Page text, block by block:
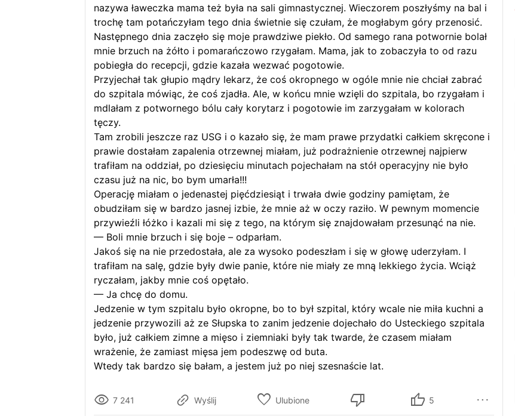
nazywa ławeczka mama też była na sali gimnastycznej. Wieczorem poszłyśmy na bal i
trochę tam potańczyłam tego dnia świetnie się czułam, że mogłabym góry przenosić.
Następnego dnia zaczęło się moje prawdziwe piekło. Od samego rana potwornie bolał
mnie brzuch na żółto i pomarańczowo rzygałam. Mama, jak to zobaczyła to od razu
pobiegła do recepcji, gdzie kazała wezwać pogotowie.
Przyjechał tak głupio mądry lekarz, że coś okropnego w ogóle mnie nie chciał zabrać
do szpitala mówiąc, że coś zjadła. Ale, w końcu mnie wzięli do szpitala, bo rzygałam i
mdlałam z potwornego bólu cały korytarz i pogotowie im zarzygałam w kolorach
tęczy.
Tam zrobili jeszcze raz USG i o kazało się, że mam prawe przydatki całkiem skręcone i
prawie dostałam zapalenia otrzewnej miałam, już podrażnienie otrzewnej najpierw
trafiłam na oddział, po dziesięciu minutach pojechałam na stół operacyjny nie było
czasu już na nic, bo bym umarła!!!
Operację miałam o jedenastej pięćdziesiąt i trwała dwie godziny pamiętam, że
obudziłam się w bardzo jasnej izbie, że mnie aż w oczy raziło. W pewnym momencie
przywieźli łóżko i kazali mi się z tego, na którym się znajdowałam przesunąć na nie.
— Boli mnie brzuch i się boje – odparłam.
Jakoś się na nie przedostała, ale za wysoko podeszłam i się w głowę uderzyłam. I
trafiłam na salę, gdzie były dwie panie, które nie miały ze mną lekkiego życia. Wciąż
ryczałam, jakby mnie coś opętało.
— Ja chcę do domu.
Jedzenie w tym szpitalu było okropne, bo to był szpital, który wcale nie miła kuchni a
jedzenie przywozili aż ze Słupska to zanim jedzenie dojechało do Usteckiego szpitala
było, już całkiem zimne a mięso i ziemniaki były tak twarde, że czasem miałam
wrażenie, że zamiast mięsa jem podeszwę od buta.
Wtedy tak bardzo się bałam, a jestem już po niej szesnaście lat.
7 241 Wyślij Ulubione 5